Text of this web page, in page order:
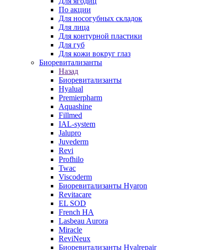
По акции
Для носогубных складок
Для лица
Для контурной пластики
Для губ
Для кожи вокруг глаз
Биоревитализанты
Назад
Биоревитализанты
Hyalual
Premierpharm
Aquashine
Fillmed
IAL-system
Jalupro
Juvederm
Revi
Profhilo
Twac
Viscoderm
Биоревитализанты Hyaron
Revitacare
EL SOD
French HA
Lasbeau Aurora
Miracle
ReviNeux
Биоревитализанты Hyalrepair